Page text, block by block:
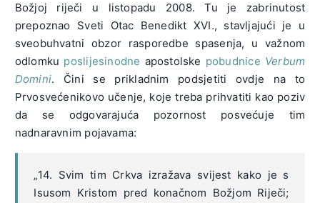
Božjoj riječi u listopadu 2008. Tu je zabrinutost
prepoznao Sveti Otac Benedikt XVI., stavljajući je u
sveobuhvatni obzor rasporedbe spasenja, u važnom
odlomku poslijesinodne apostolske pobudnice Verbum
Domini. Čini se prikladnim podsjetiti ovdje na to
Prvosvećenikovo učenje, koje treba prihvatiti kao poziv
da se odgovarajuća pozornost posvećuje tim
nadnaravnim pojavama:
„14. Svim tim Crkva izražava svijest kako je s
Isusom Kristom pred konačnom Božjom Riječi;